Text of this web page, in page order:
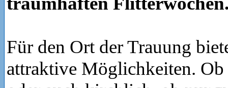
Für den Ort der Trauung
attraktive Möglichkeiten. Ob